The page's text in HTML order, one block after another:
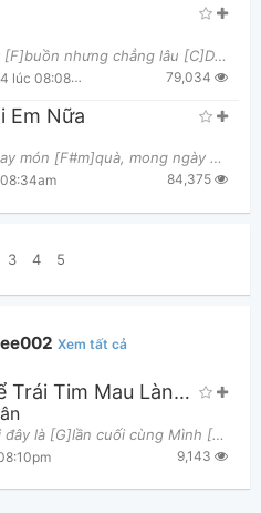
[C]Có sao đâu anh cũng thấy [F]buồn nhưng chẳng lâu [C]Dẫu nơi đâu anh vẫn tìm [Em]đến để ôm chặt em
08:08pm 79,034
Em Nữa
Verse: [G]Anh giữ chặt trên tay món [F#m]quà, mong ngày hôm nay nói [Em]ra Những lời [A]nói yêu th
84,375
3 4 5
Xem tất cả
Anh Cần Thời Gian Để Trái Tim Mau Lành Lại
Verse 1: [C]Bao lần em đã nói đây là [G]lần cuối cùng Mình [Am7]gặp nhau nhưng [D]rồi em vẫn [Gmaj
9,143